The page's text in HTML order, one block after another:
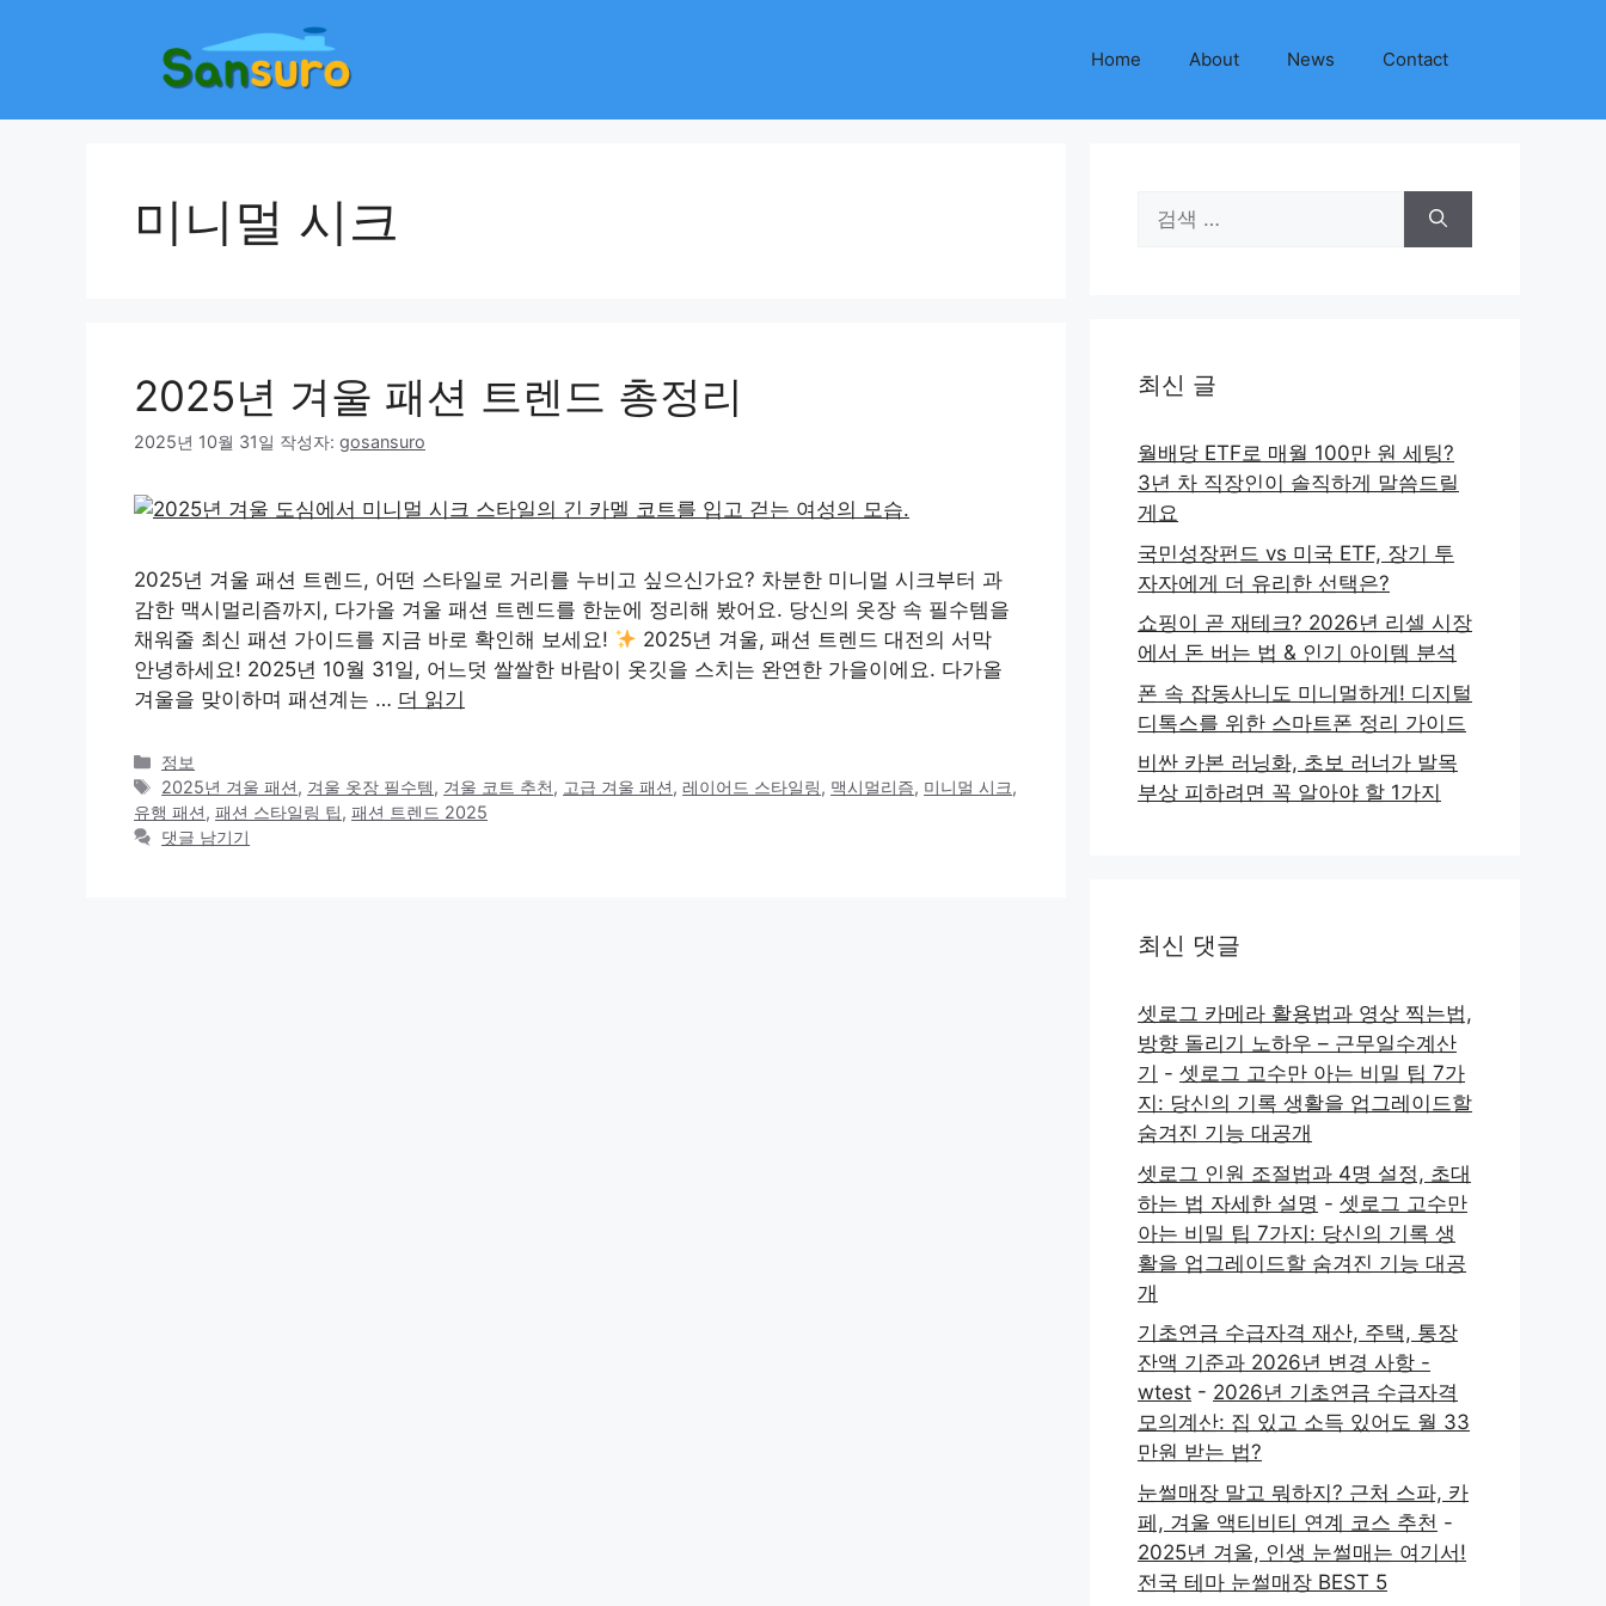
Home About News Contact
미니멀 시크
2025년 겨울 패션 트렌드 총정리
2025년 10월 31일 작성자: gosansuro
2025년 겨울 패션 트렌드, 어떤 스타일로 거리를 누비고 싶으신가요? 차분한 미니멀 시크부터 과
감한 맥시멀리즘까지, 다가올 겨울 패션 트렌드를 한눈에 정리해 봤어요. 당신의 옷장 속 필수템을
채워줄 최신 패션 가이드를 지금 바로 확인해 보세요!
2025년 겨울, 패션 트렌드 대전의 서막
안녕하세요! 2025년 10월 31일, 어느덧 쌀쌀한 바람이 옷깃을 스치는 완연한 가을이에요. 다가올
겨울을 맞이하며 패션계는 … 더 읽기
카
테
고
리
정보
태
그
2025년 겨울 패션, 겨울 옷장 필수템, 겨울 코트 추천, 고급 겨울 패션,레이어드 스타일링, 맥시멀리즘, 미니멀 시크,
유행 패션, 패션 스타일링 팁, 패션 트렌드 2025
댓글 남기기
색:
최신 글
월배당 ETF로 매월 100만 원 세팅?
3년 차 직장인이 솔직하게 말씀드릴
게요
국민성장펀드 vs 미국 ETF, 장기 투
자자에게 더 유리한 선택은?
쇼핑이 곧 재테크? 2026년 리셀 시장
에서 돈 버는 법 & 인기 아이템 분석
폰 속 잡동사니도 미니멀하게! 디지털
디톡스를 위한 스마트폰 정리 가이드
비싼 카본 러닝화, 초보 러너가 발목
부상 피하려면 꼭 알아야 할 1가지
최신 댓글
셋로그 카메라 활용법과 영상 찍는법,
방향 돌리기 노하우 – 근무일수계산
기 - 셋로그 고수만 아는 비밀 팁 7가
지: 당신의 기록 생활을 업그레이드할
숨겨진 기능 대공개
셋로그 인원 조절법과 4명 설정, 초대
하는 법 자세한 설명 - 셋로그 고수만
아는 비밀 팁 7가지: 당신의 기록 생
활을 업그레이드할 숨겨진 기능 대공
개
기초연금 수급자격 재산, 주택, 통장
잔액 기준과 2026년 변경 사항 -
wtest - 2026년 기초연금 수급자격
모의계산: 집 있고 소득 있어도 월 33
만원 받는 법?
눈썰매장 말고 뭐하지? 근처 스파, 카
페, 겨울 액티비티 연계 코스 추천 -
2025년 겨울, 인생 눈썰매는 여기서!
전국 테마 눈썰매장 BEST 5